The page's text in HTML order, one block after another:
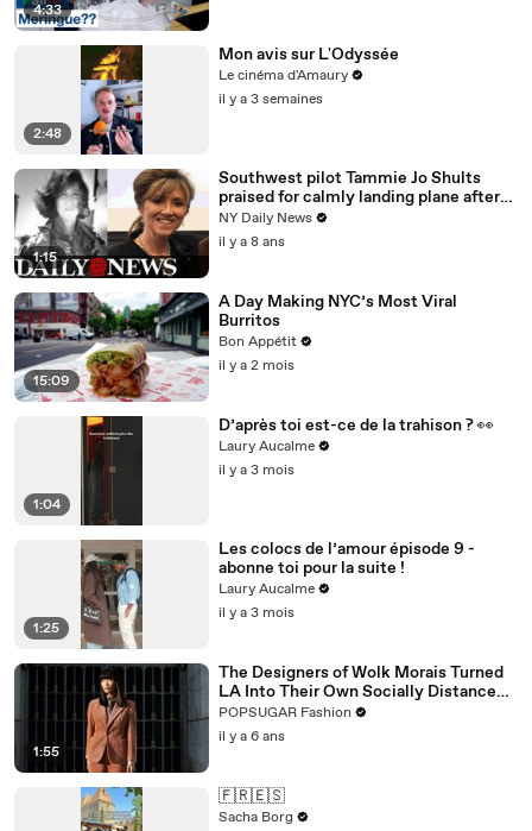
4:33
2:48
Mon avis sur L'Odyssée
Le cinéma d'Amaury
il y a 3 semaines
1:15
Southwest pilot Tammie Jo Shults
praised for calmly landing plane after
engine exploded
NY Daily News
il y a 8 ans
15:09
A Day Making NYC’s Most Viral
Burritos
Bon Appétit
il y a 2 mois
1:04
D’après toi est-ce de la trahison ? 👀
Laury Aucalme
il y a 3 mois
1:25
Les colocs de l’amour épisode 9 -
abonne toi pour la suite !
Laury Aucalme
il y a 3 mois
1:55
The Designers of Wolk Morais Turned
LA Into Their Own Socially Distanced
Runway
POPSUGAR Fashion
il y a 6 ans
🇫🇷🇪🇸
Sacha Borg